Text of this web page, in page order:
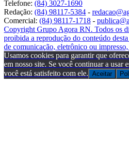
Telefone: (84) 3027-1690
Redação: (84) 98117-5384 -
Comercial: (84) 98117-1718 -
Copyright Grupo Agora RN. Todos os
proibida a reprodução do conteúdo
de comunicação, eletrônico ou
Usamos cookies para garantir que
em nosso site. Se você continuar a usar
você está satisfeito com ele. Aceitar